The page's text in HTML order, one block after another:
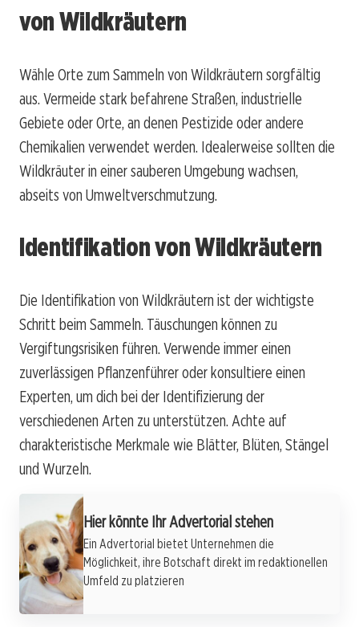
von Wildkräutern
Wähle Orte zum Sammeln von Wildkräutern sorgfältig
aus. Vermeide stark befahrene Straßen, industrielle
Gebiete oder Orte, an denen Pestizide oder andere
Chemikalien verwendet werden. Idealerweise sollten die
Wildkräuter in einer sauberen Umgebung wachsen,
abseits von Umweltverschmutzung.
Identifikation von Wildkräutern
Die Identifikation von Wildkräutern ist der wichtigste
Schritt beim Sammeln. Täuschungen können zu
Vergiftungsrisiken führen. Verwende immer einen
zuverlässigen Pflanzenführer oder konsultiere einen
Experten, um dich bei der Identifizierung der
verschiedenen Arten zu unterstützen. Achte auf
charakteristische Merkmale wie Blätter, Blüten, Stängel
und Wurzeln.
Hier könnte Ihr Advertorial stehen
Ein Advertorial bietet Unternehmen die
Möglichkeit, ihre Botschaft direkt im redaktionellen
Umfeld zu platzieren